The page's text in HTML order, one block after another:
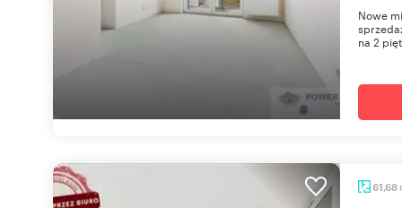
Nowe
na 2
61,68